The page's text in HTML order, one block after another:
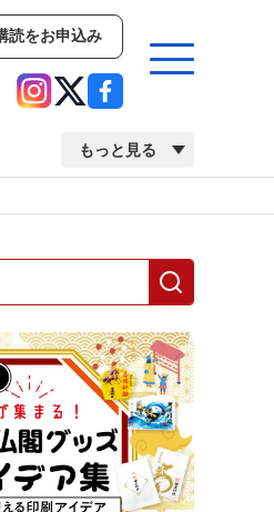
読をお申込み
もっと見る
イベント
転・異動・訃報
検査・校正特集